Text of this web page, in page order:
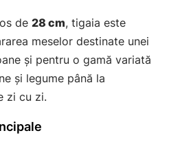
de 28 cm, tigaia este
meselor destinate unei
și pentru o gamă variată
și legume până la
zi cu zi.